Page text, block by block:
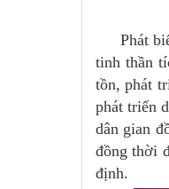
Phát
tinh thần
tồn, phát
phát triển
dân gian
đồng thời
định.